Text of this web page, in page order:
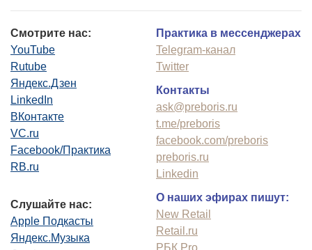
Смотрите нас:
YouTube
Rutube
Яндекс.Дзен
LinkedIn
ВКонтакте
VC.ru
Facebook/Практика
RB.ru
Слушайте нас:
Apple Подкасты
Яндекс.Музыка
Практика в мессенджерах
Telegram-канал
Twitter
Контакты
ask@preboris.ru
t.me/preboris
facebook.com/preboris
preboris.ru
Linkedin
О наших эфирах пишут:
New Retail
Retail.ru
РБК Pro